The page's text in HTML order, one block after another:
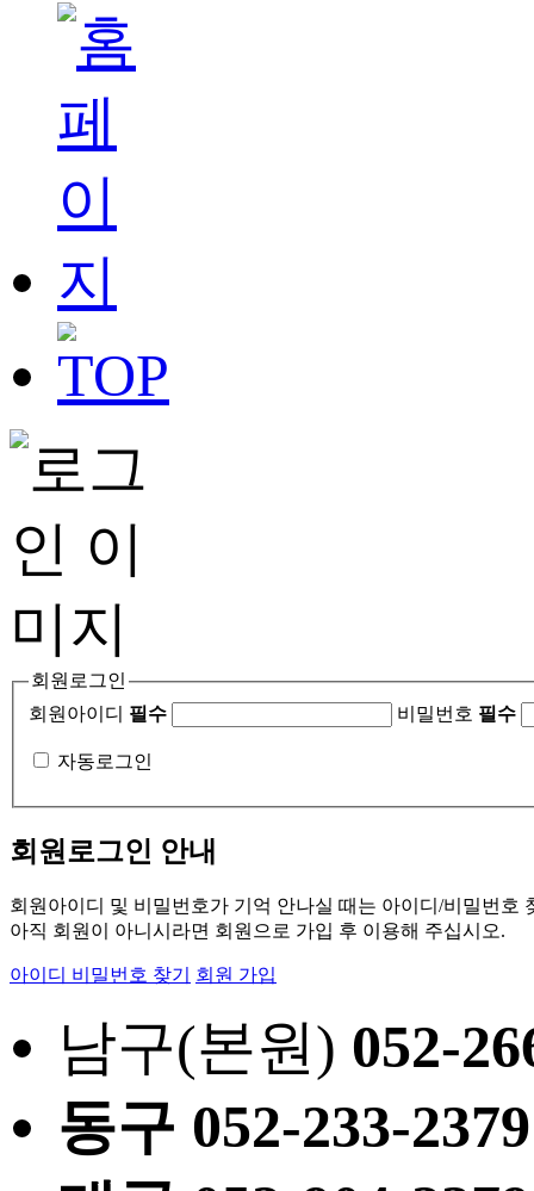
회원로그인
회원아이디 필수 비밀번호 필수
자동로그인
회원로그인 안내
회원아이디 및 비밀번호가 기억 안나실 때는 아이디/비밀번호
아직 회원이 아니시라면 회원으로 가입 후 이용해 주십시오.
아이디 비밀번호 찾기 회원 가입
남구(본원) 052-
동구 052-233-2379